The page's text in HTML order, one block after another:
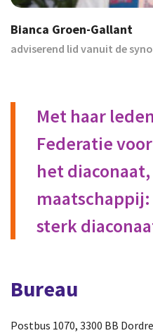
Bianca Groen-Gallant
adviserend lid vanuit de
Met haar
Federatie
het
sterk
Bureau
Postbus 1070, 3300 BB